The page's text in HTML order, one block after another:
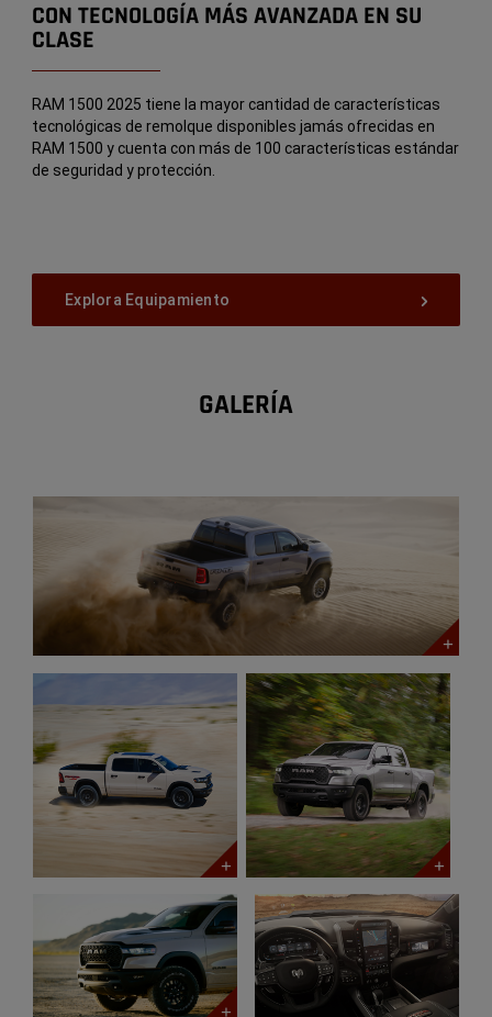
CON TECNOLOGÍA MÁS AVANZADA EN SU
CLASE
RAM 1500 2025 tiene la mayor cantidad de características
tecnológicas de remolque disponibles jamás ofrecidas en
RAM 1500 y cuenta con más de 100 características estándar
de seguridad y protección.
Explora Equipamiento
GALERÍA
open
TBD